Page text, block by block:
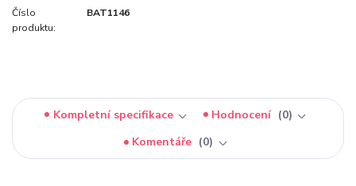
Číslo
produktu:
BAT1146
Kompletní specifikace Hodnocení
0
Komentáře
0